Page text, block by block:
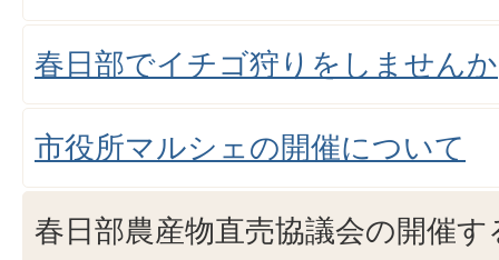
春日部でイチゴ狩りをしませんか
市役所マルシェの開催について
春日部農産物直売協議会の開催